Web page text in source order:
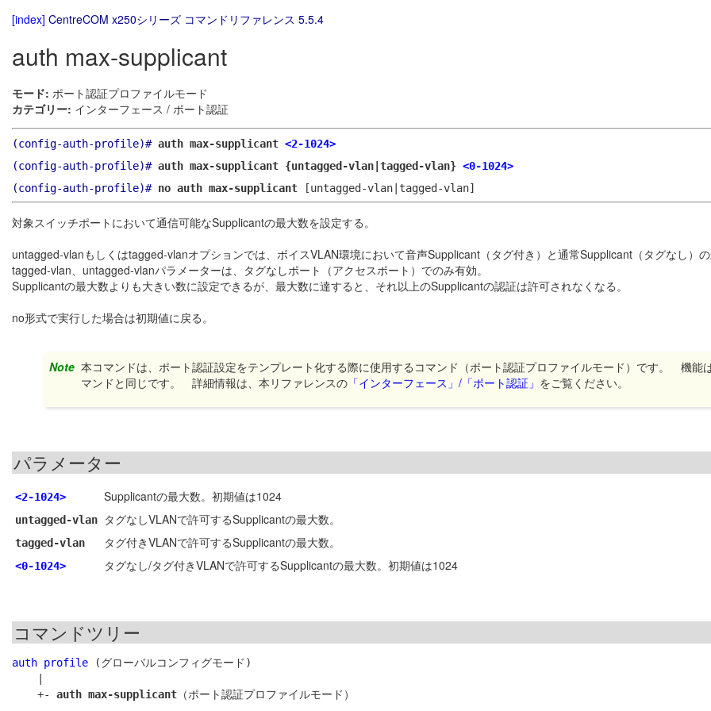
[index] CentreCOM x250シリーズ コマンドリファレンス 5.5.4
auth max-supplicant
モード: ポート認証プロファイルモード
カテゴリー: インターフェース / ポート認証
(config-auth-profile)# auth max-supplicant <2-1024>
(config-auth-profile)# auth max-supplicant {untagged-vlan|tagged-vlan} <0-1024>
(config-auth-profile)# no auth max-supplicant [untagged-vlan|tagged-vlan]
対象スイッチポートにおいて通信可能なSupplicantの最大数を設定する。
untagged-vlanもしくはtagged-vlanオプションでは、ボイスVLAN環境において音声Supplicant（タグ付き）と通常Supplicant（タグなし）の
tagged-vlan、untagged-vlanパラメーターは、タグなしポート（アクセスポート）でのみ有効。
Supplicantの最大数よりも大きい数に設定できるが、最大数に達すると、それ以上のSupplicantの認証は許可されなくなる。
no形式で実行した場合は初期値に戻る。
Note 本コマンドは、ポート認証設定をテンプレート化する際に使用するコマンド（ポート認証プロファイルモード）です。 機能
マンドと同じです。 詳細情報は、本リファレンスの 「インターフェース」/「ポート認証」 をご覧ください。
パラメーター
<2-1024> Supplicantの最大数。初期値は1024
untagged-vlan タグなしVLANで許可するSupplicantの最大数。
tagged-vlan タグ付きVLANで許可するSupplicantの最大数。
<0-1024> タグなし/タグ付きVLANで許可するSupplicantの最大数。初期値は1024
コマンドツリー
auth profile (グローバルコンフィグモード)
    +-
auth max-supplicant